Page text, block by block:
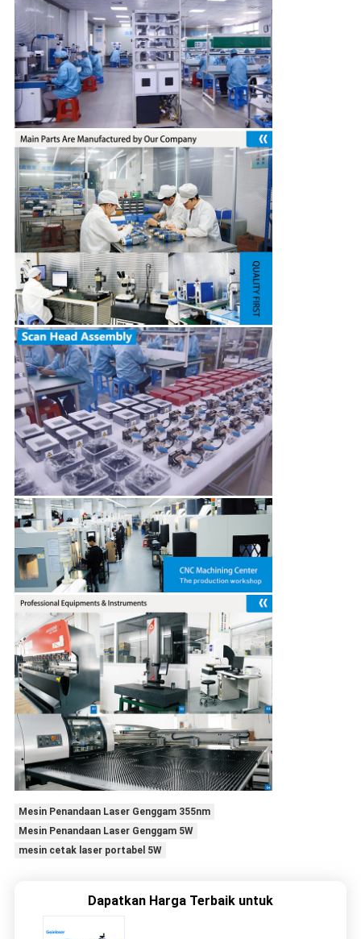
Mesin Penandaan Laser Genggam 355nm
Mesin Penandaan Laser Genggam 5W
mesin cetak laser portabel 5W
Dapatkan Harga Terbaik untuk